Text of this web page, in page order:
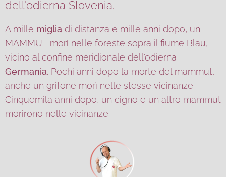
dell'odierna Slovenia.
A mille miglia di distanza e mille anni dopo, un
MAMMUT morì nelle foreste sopra il fiume Blau,
vicino al confine meridionale dell'odierna
Germania. Pochi anni dopo la morte del mammut,
anche un grifone morì nelle stesse vicinanze.
Cinquemila anni dopo, un cigno e un altro mammut
morirono nelle vicinanze.